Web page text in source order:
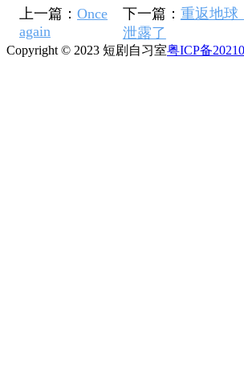
上一篇： Once
again
下一篇： 重返地球
泄露了
Copyright © 2023 短剧自习室粤ICP备